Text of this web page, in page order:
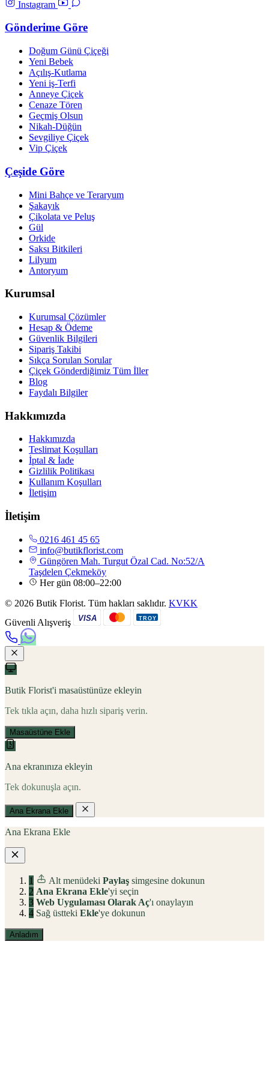
Instagram
Gönderime Göre
Doğum Günü Çiçeği
Yeni Bebek
Açılış-Kutlama
Yeni iş-Terfi
Anneye Çiçek
Cenaze Tören
Geçmiş Olsun
Nikah-Düğün
Sevgiliye Çiçek
Vip Çiçek
Çeşide Göre
Mini Bahçe ve Teraryum
Şakayık
Çikolata ve Peluş
Gül
Orkide
Saksı Bitkileri
Lilyum
Antoryum
Kurumsal
Kurumsal Çözümler
Hesap & Ödeme
Güvenlik Bilgileri
Sipariş Takibi
Sıkça Sorulan Sorular
Çiçek Gönderdiğimiz Tüm İller
Blog
Faydalı Bilgiler
Hakkımızda
Hakkımızda
Teslimat Koşulları
İptal & İade
Gizlilik Politikası
Kullanım Koşulları
İletişim
İletişim
0216 461 45 65
info@butikflorist.com
Güngören Mah. Turgut Özal Cad. No:52/A
Taşdelen Çekmeköy
Her gün 08:00–22:00
© 2026 Butik Florist. Tüm hakları saklıdır. KVKK
Güvenli Alışveriş
VISA TROY
Butik Florist'i masaüstünüze ekleyin
Tek tıkla açın, daha hızlı sipariş verin.
Masaüstüne Ekle
Ana ekranınıza ekleyin
Tek dokunuşla açın.
Ana Ekrana Ekle
Ana Ekrana Ekle
1 Alt menüdeki Paylaş simgesine dokunun
2 Ana Ekrana Ekle'yi seçin
3 Web Uygulaması Olarak Aç'ı onaylayın
4 Sağ üstteki Ekle'ye dokunun
Anladım